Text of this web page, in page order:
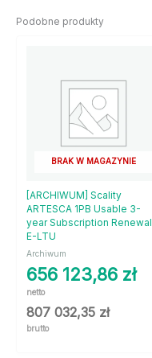
Podobne produkty
BRAK W MAGAZYNIE
[ARCHIWUM] Scality
ARTESCA 1PB Usable 3-
year Subscription Renewal
E-LTU
Archiwum
656 123,86 zł
netto
807 032,35 zł
brutto